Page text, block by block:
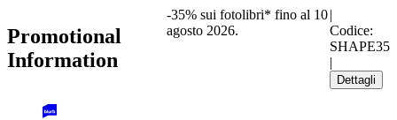
Promotional
Information
-35% sui fotolibri* fino al 10
agosto 2026.
|
Codice:
SHAPE35
|
Dettagli